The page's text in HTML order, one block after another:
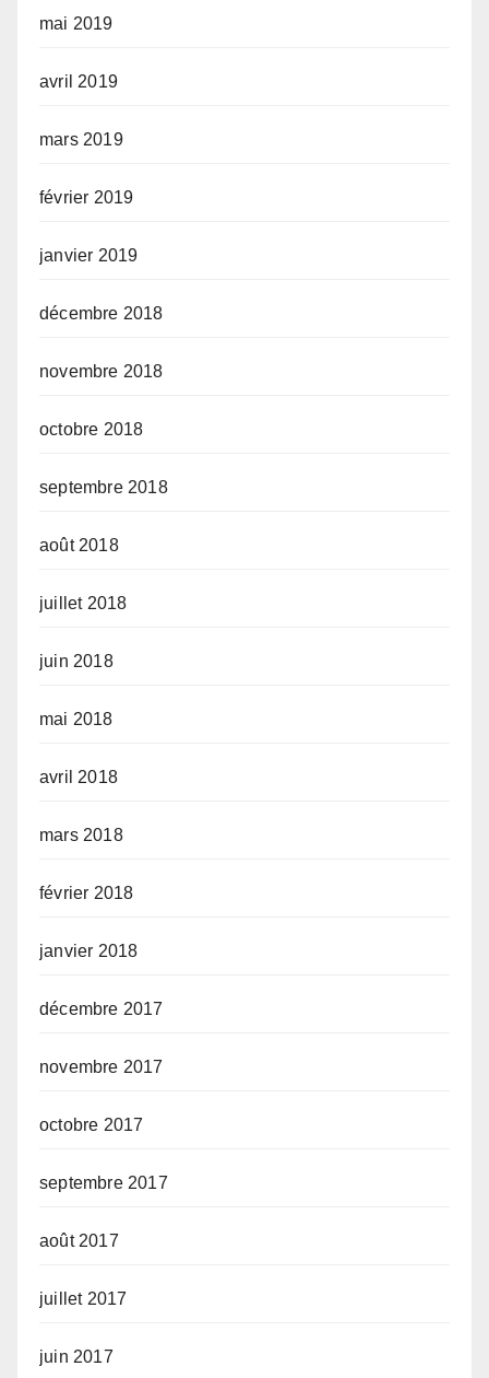
mai 2019
avril 2019
mars 2019
février 2019
janvier 2019
décembre 2018
novembre 2018
octobre 2018
septembre 2018
août 2018
juillet 2018
juin 2018
mai 2018
avril 2018
mars 2018
février 2018
janvier 2018
décembre 2017
novembre 2017
octobre 2017
septembre 2017
août 2017
juillet 2017
juin 2017